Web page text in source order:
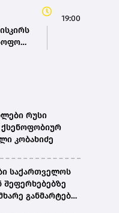
19:00
რუსი
ქსენოფობიურ
კობახიძე
საქართველოს
შეფერხებებზე
განმარტებას